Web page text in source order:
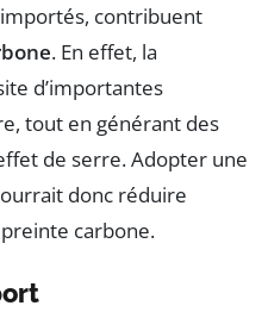
contribuent
. En effet, la
d’importantes
tout en générant des
de serre. Adopter une
donc réduire
carbone.